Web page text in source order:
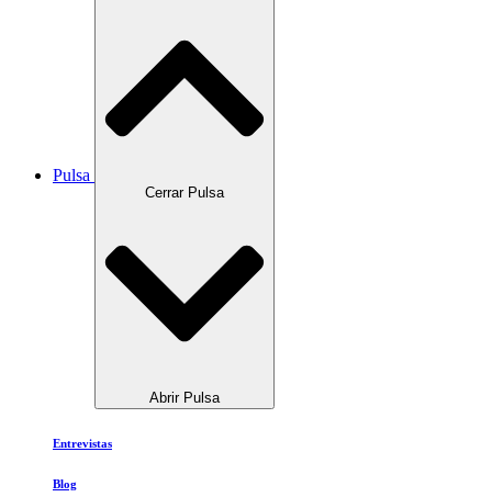
Pulsa
Cerrar Pulsa
Abrir Pulsa
Entrevistas
Blog